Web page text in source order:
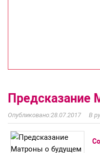
Предсказание
28.07.2017